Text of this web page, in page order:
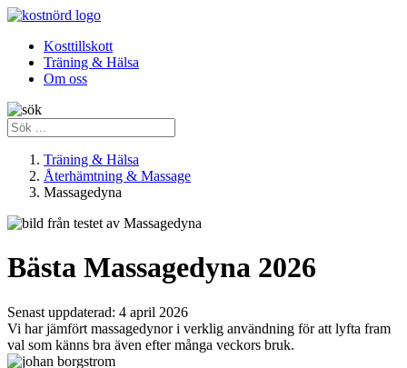
Kosttillskott
Träning & Hälsa
Om oss
Träning & Hälsa
Återhämtning & Massage
Massagedyna
Bästa Massagedyna 2026
Senast uppdaterad: 4 april 2026
Vi har jämfört massagedynor i verklig användning för att lyfta fram
val som känns bra även efter många veckors bruk.